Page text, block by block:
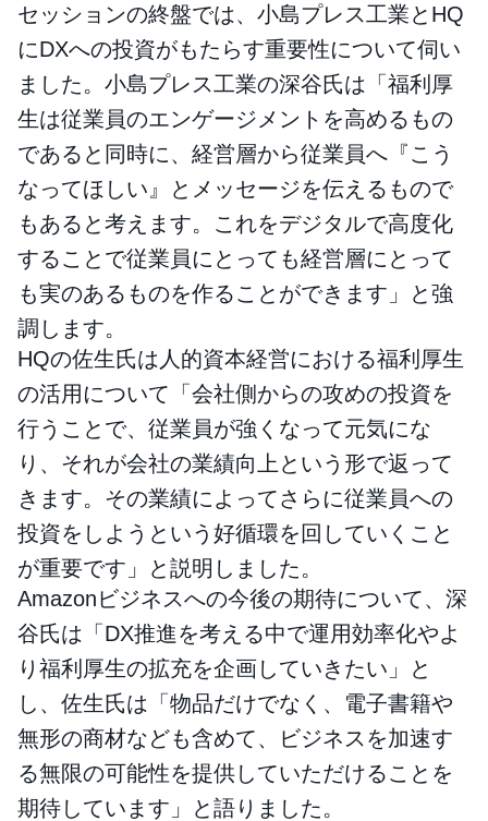
セッションの終盤では、小島プレス工業とHQ
にDXへの投資がもたらす重要性について伺い
ました。小島プレス工業の深谷氏は「福利厚
生は従業員のエンゲージメントを高めるもの
であると同時に、経営層から従業員へ『こう
なってほしい』とメッセージを伝えるもので
もあると考えます。これをデジタルで高度化
することで従業員にとっても経営層にとって
も実のあるものを作ることができます」と強
調します。
HQの佐生氏は人的資本経営における福利厚生
の活用について「会社側からの攻めの投資を
行うことで、従業員が強くなって元気にな
り、それが会社の業績向上という形で返って
きます。その業績によってさらに従業員への
投資をしようという好循環を回していくこと
が重要です」と説明しました。
Amazonビジネスへの今後の期待について、深
谷氏は「DX推進を考える中で運用効率化やよ
り福利厚生の拡充を企画していきたい」と
し、佐生氏は「物品だけでなく、電子書籍や
無形の商材なども含めて、ビジネスを加速す
る無限の可能性を提供していただけることを
期待しています」と語りました。